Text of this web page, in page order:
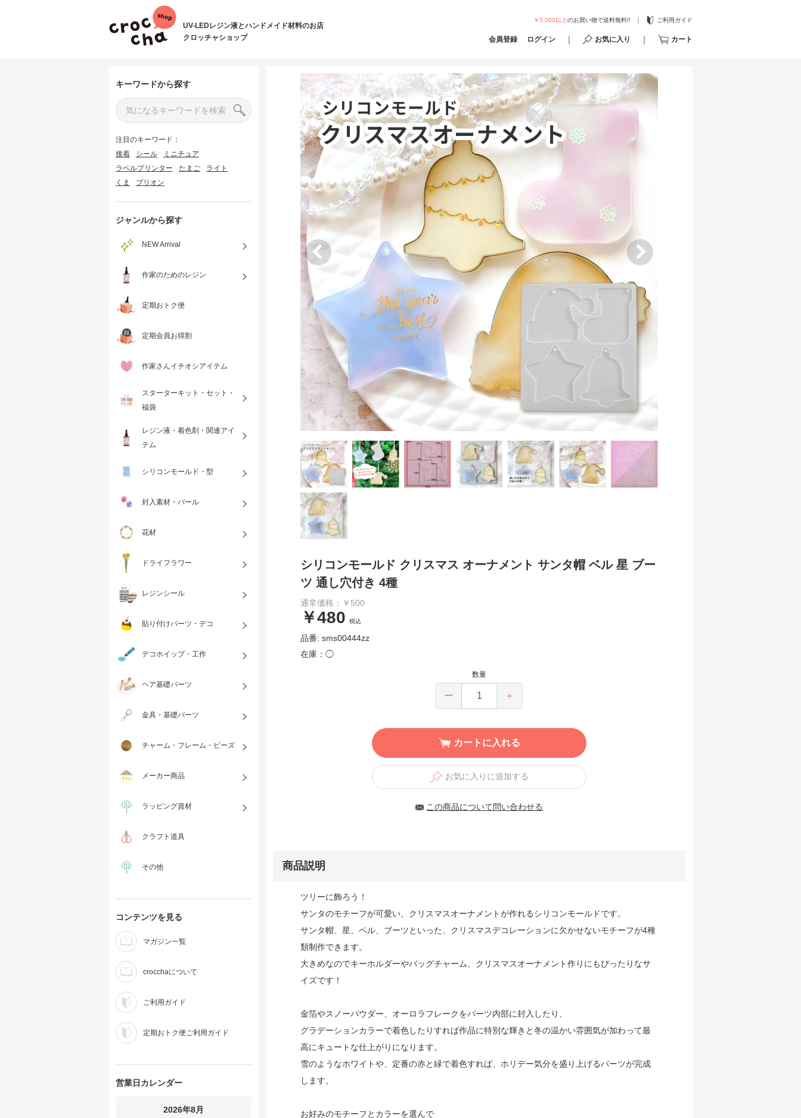
UV-LEDレジン液とハンドメイド材料のお店
クロッチャショップ
￥5,000以上のお買い物で送料無料!! ご利用ガイド
会員登録 ログイン お気に入り カート
キーワードから探す
注目のキーワード：
接着
シール
ミニチュア
ラベルプリンター
たまご
ライト
くま
ブリオン
ジャンルから探す
NEW Arrival
作家のためのレジン
定期おトク便
定期会員お得割
作家さんイチオシアイテム
スターターキット・セット・
福袋
レジン液・着色剤・関連アイ
テム
シリコンモールド・型
封入素材・パール
花材
ドライフラワー
レジンシール
貼り付けパーツ・デコ
デコホイップ・工作
ヘア基礎パーツ
金具・基礎パーツ
チャーム・フレーム・ビーズ
メーカー商品
ラッピング資材
クラフト道具
その他
コンテンツを見る
マガジン一覧
crocchaについて
ご利用ガイド
定期おトク便ご利用ガイド
営業日カレンダー
2026年8月
シリコンモールド クリスマス オーナメント サンタ帽 ベル 星 ブー
ツ 通し穴付き 4種
通常価格：￥500
￥480 税込
品番: sms00444zz
在庫：◯
数量
ー ＋
カートに入れる
お気に入りに追加する
この商品について問い合わせる
商品説明
ツリーに飾ろう！
サンタのモチーフが可愛い、クリスマスオーナメントが作れるシリコンモールドです。
サンタ帽、星、ベル、ブーツといった、クリスマスデコレーションに欠かせないモチーフが4種
類制作できます。
大きめなのでキーホルダーやバッグチャーム、クリスマスオーナメント作りにもぴったりなサ
イズです！
金箔やスノーパウダー、オーロラフレークをパーツ内部に封入したり、
グラデーションカラーで着色したりすれば作品に特別な輝きと冬の温かい雰囲気が加わって最
高にキュートな仕上がりになります。
雪のようなホワイトや、定番の赤と緑で着色すれば、ホリデー気分を盛り上げるパーツが完成
します。
お好みのモチーフとカラーを選んで